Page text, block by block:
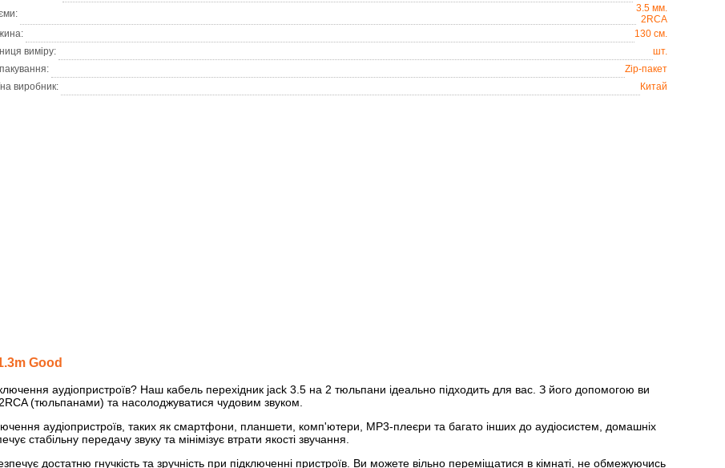
3.5 мм.
2RCA
130 см.
виміру:
шт.
Zip-пакет
виробник:
Китай
Good
аудіопристроїв? Наш кабель перехідник jack 3.5 на 2 тюльпани ідеально підходить для вас. З його допомогою ви
(тюльпанами) та насолоджуватися чудовим звуком.
аудіопристроїв, таких як смартфони, планшети, комп'ютери, MP3-плеєри та багато інших до аудіосистем, домашніх
стабільну передачу звуку та мінімізує втрати якості звучання.
достатню гнучкість та зручність при підключенні пристроїв. Ви можете вільно переміщатися в кімнаті, не обмежуючись